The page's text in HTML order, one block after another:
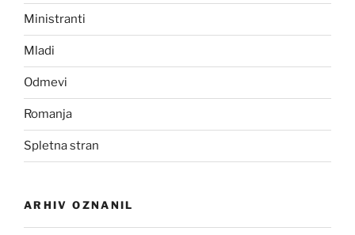
Ministranti
Mladi
Odmevi
Romanja
Spletna stran
ARHIV OZNANIL